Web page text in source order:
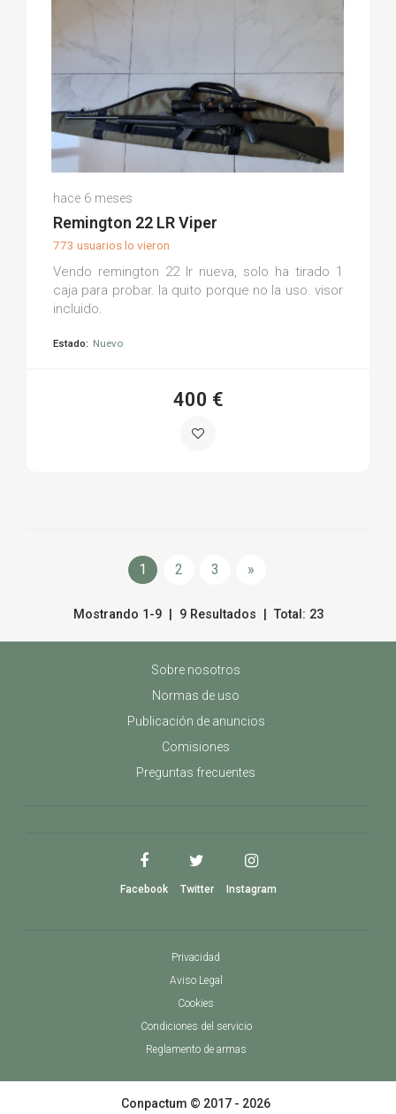
(0)
hace 6 meses
Remington 22 LR Viper
773 usuarios lo vieron
Vendo remington 22 lr nueva, solo ha tirado 1
caja para probar. la quito porque no la uso. visor
incluido.
Estado: Nuevo
400 €
1 2 3 »
Mostrando 1-9 | 9 Resultados | Total: 23
Sobre nosotros
Normas de uso
Publicación de anuncios
Comisiones
Preguntas frecuentes
Facebook Twitter Instagram
Privacidad
Aviso Legal
Cookies
Condiciones del servicio
Reglamento de armas
Conpactum © 2017 - 2026